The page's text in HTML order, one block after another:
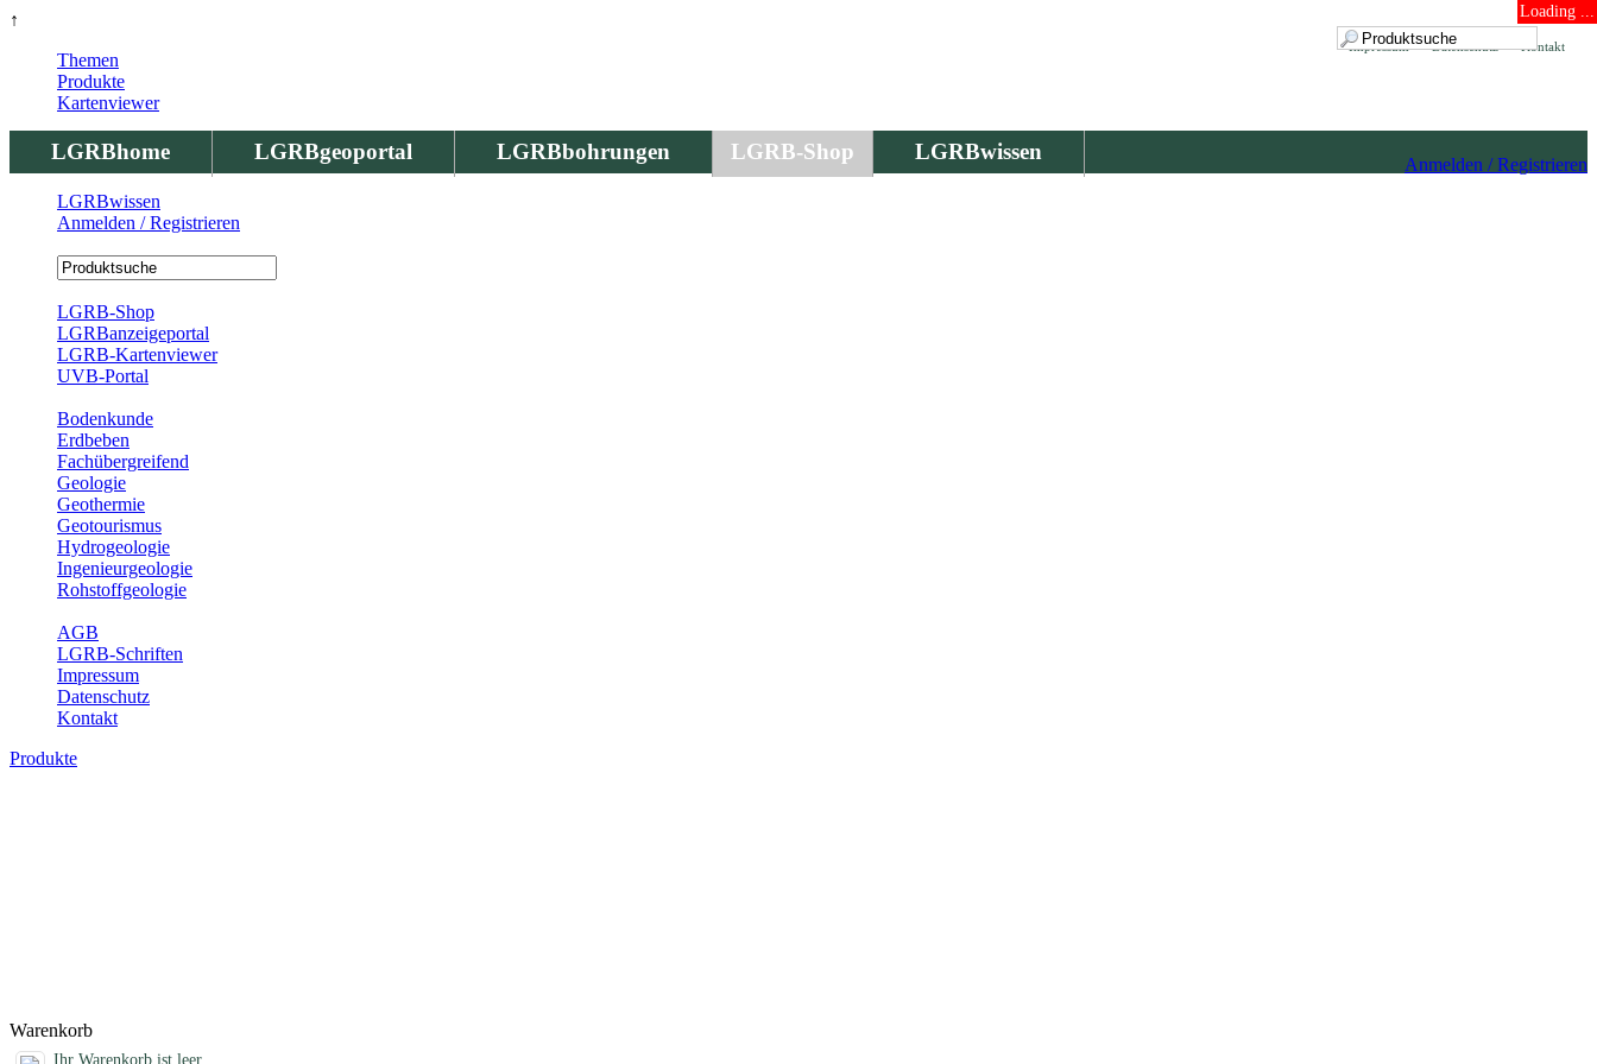
↑ Loading ...
Kontakt
Datenschutz
Impressum
LGRBhome LGRBgeoportal LGRBbohrungen LGRB-Shop LGRBwissen
Anmelden / Registrieren
Themen
Produkte
Kartenviewer
LGRBwissen
Anmelden / Registrieren
LGRB-Shop
LGRBanzeigeportal
LGRB-Kartenviewer
UVB-Portal
Bodenkunde
Erdbeben
Fachübergreifend
Geologie
Geothermie
Geotourismus
Hydrogeologie
Ingenieurgeologie
Rohstoffgeologie
AGB
LGRB-Schriften
Impressum
Datenschutz
Kontakt
Produkte
Warenkorb
Ihr Warenkorb ist leer.